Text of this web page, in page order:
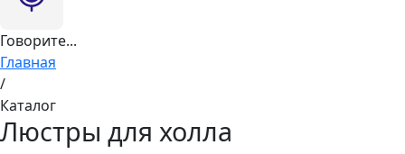
Говорите...
Главная
/
Каталог
Люстры для холла